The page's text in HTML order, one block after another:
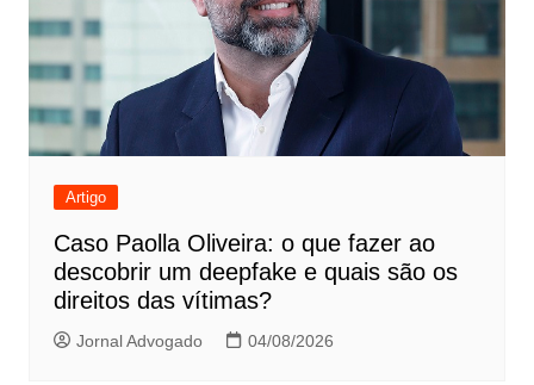
Artigo
Caso Paolla Oliveira: o que fazer ao
descobrir um deepfake e quais são os
direitos das vítimas?
Jornal Advogado 04/08/2026